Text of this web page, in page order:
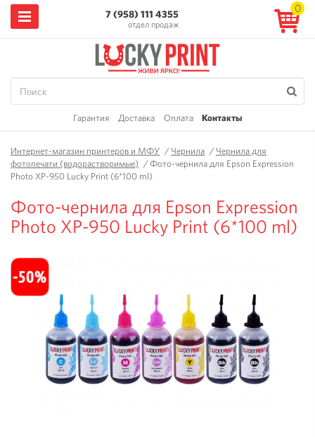
7 (958) 111 4355
отдел продаж
0
Гарантия Доставка Оплата Контакты
Интернет-магазин принтеров и МФУ /Чернила /Чернила для
фотопечати (водорастворимые) /Фото-чернила для Epson Expression
Photo XP-950 Lucky Print (6*100 ml)
Фото-чернила для Epson Expression
Photo XP-950 Lucky Print (6*100 ml)